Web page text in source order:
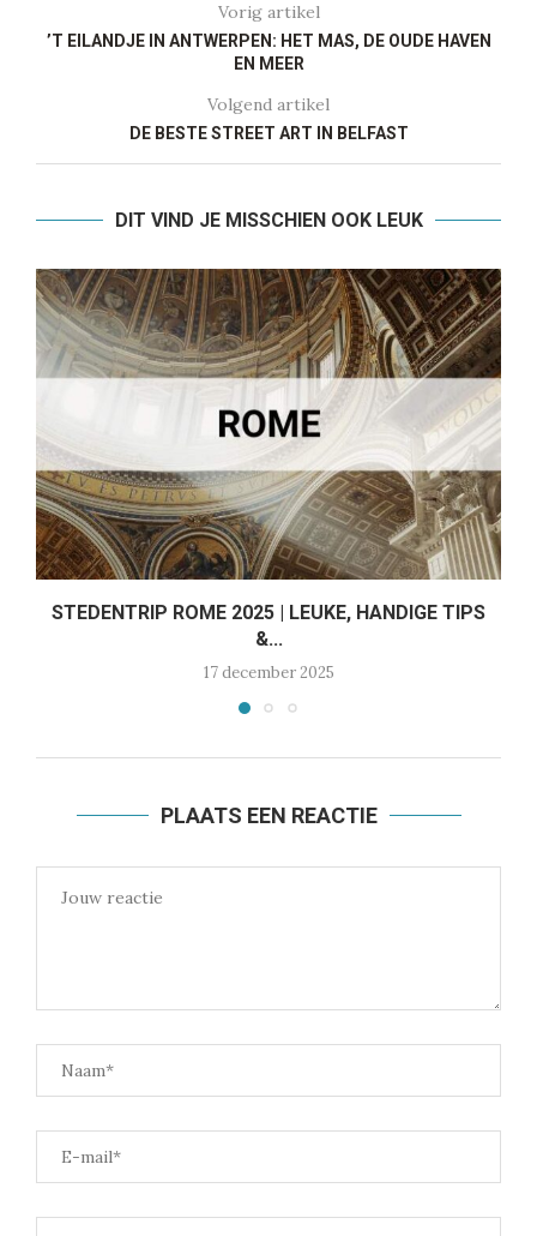
Vorig artikel
’T EILANDJE IN ANTWERPEN: HET MAS, DE OUDE HAVEN
EN MEER
Volgend artikel
DE BESTE STREET ART IN BELFAST
DIT VIND JE MISSCHIEN OOK LEUK
STEDENTRIP ROME 2025 | LEUKE, HANDIGE TIPS
&...
17 december 2025
PLAATS EEN REACTIE